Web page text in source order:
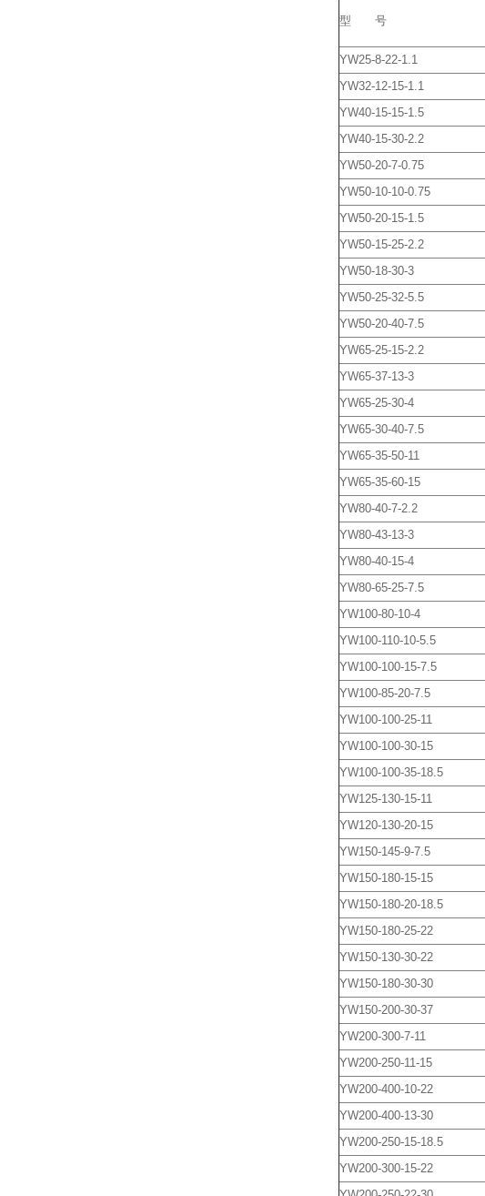
型 号
YW25-8-22-1.1
YW32-12-15-1.1
YW40-15-15-1.5
YW40-15-30-2.2
YW50-20-7-0.75
YW50-10-10-0.75
YW50-20-15-1.5
YW50-15-25-2.2
YW50-18-30-3
YW50-25-32-5.5
YW50-20-40-7.5
YW65-25-15-2.2
YW65-37-13-3
YW65-25-30-4
YW65-30-40-7.5
YW65-35-50-11
YW65-35-60-15
YW80-40-7-2.2
YW80-43-13-3
YW80-40-15-4
YW80-65-25-7.5
YW100-80-10-4
YW100-110-10-5.5
YW100-100-15-7.5
YW100-85-20-7.5
YW100-100-25-11
YW100-100-30-15
YW100-100-35-18.5
YW125-130-15-11
YW120-130-20-15
YW150-145-9-7.5
YW150-180-15-15
YW150-180-20-18.5
YW150-180-25-22
YW150-130-30-22
YW150-180-30-30
YW150-200-30-37
YW200-300-7-11
YW200-250-11-15
YW200-400-10-22
YW200-400-13-30
YW200-250-15-18.5
YW200-300-15-22